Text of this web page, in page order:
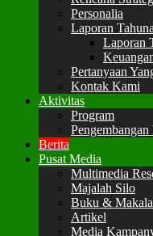
Personalia
Laporan
Laporan
Pertanyaan
Kontak Kami
Aktivitas
Program
Berita
Pusat Media
Multimedia
Majalah Silo
Buku &
Artikel
Media